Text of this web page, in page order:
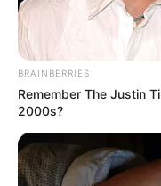
BRAINBERRIES
Remember The Justin
2000s?